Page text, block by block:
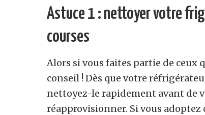
Astuce 1 : nettoyer votre
courses
Alors si vous faites partie de ceux
conseil ! Dès que votre
nettoyez-le rapidement avant de
réapprovisionner. Si vous adoptez